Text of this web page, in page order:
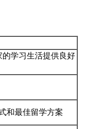
学习生活提供良好
和最佳留学方案